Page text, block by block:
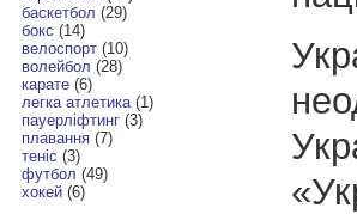
баскетбол (29)
бокс (14)
велоспорт(10)
волейбол (28)
карате(6)
легка атлетика(1)
пауерліфтинг(3)
плавання(7)
теніс (3)
футбол (49)
хокей(6)